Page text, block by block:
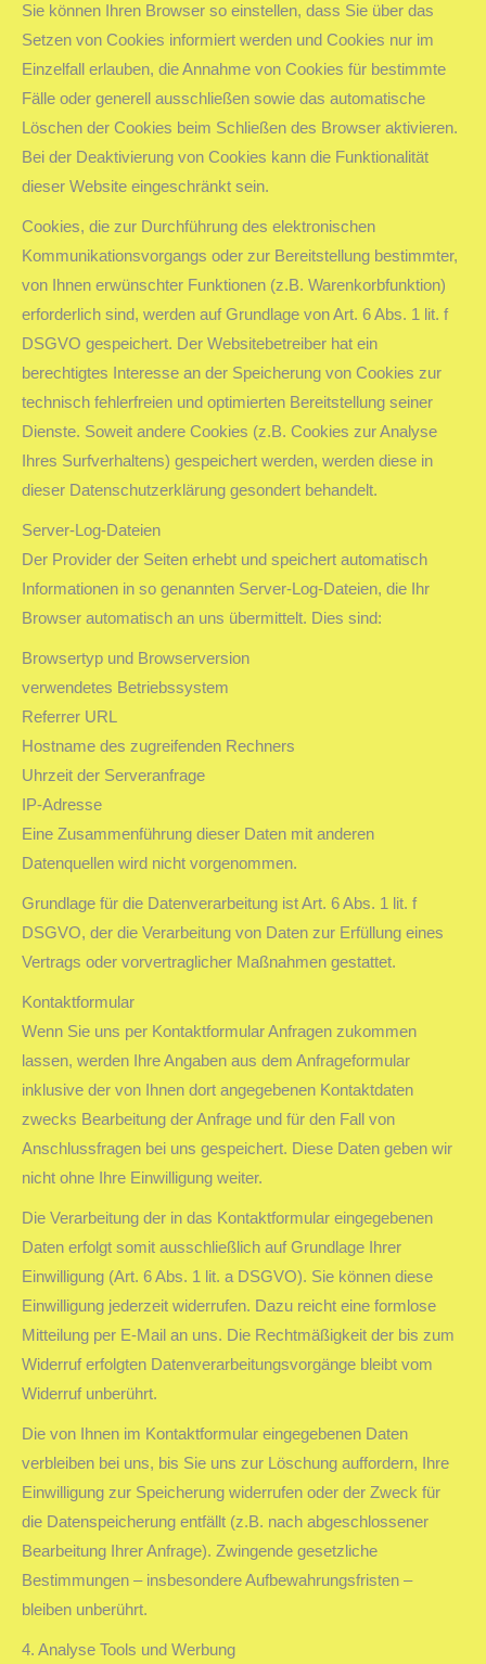
Sie können Ihren Browser so einstellen, dass Sie über das
Setzen von Cookies informiert werden und Cookies nur im
Einzelfall erlauben, die Annahme von Cookies für bestimmte
Fälle oder generell ausschließen sowie das automatische
Löschen der Cookies beim Schließen des Browser aktivieren.
Bei der Deaktivierung von Cookies kann die Funktionalität
dieser Website eingeschränkt sein.
Cookies, die zur Durchführung des elektronischen
Kommunikationsvorgangs oder zur Bereitstellung bestimmter,
von Ihnen erwünschter Funktionen (z.B. Warenkorbfunktion)
erforderlich sind, werden auf Grundlage von Art. 6 Abs. 1 lit. f
DSGVO gespeichert. Der Websitebetreiber hat ein
berechtigtes Interesse an der Speicherung von Cookies zur
technisch fehlerfreien und optimierten Bereitstellung seiner
Dienste. Soweit andere Cookies (z.B. Cookies zur Analyse
Ihres Surfverhaltens) gespeichert werden, werden diese in
dieser Datenschutzerklärung gesondert behandelt.
Server-Log-Dateien
Der Provider der Seiten erhebt und speichert automatisch
Informationen in so genannten Server-Log-Dateien, die Ihr
Browser automatisch an uns übermittelt. Dies sind:
Browsertyp und Browserversion
verwendetes Betriebssystem
Referrer URL
Hostname des zugreifenden Rechners
Uhrzeit der Serveranfrage
IP-Adresse
Eine Zusammenführung dieser Daten mit anderen
Datenquellen wird nicht vorgenommen.
Grundlage für die Datenverarbeitung ist Art. 6 Abs. 1 lit. f
DSGVO, der die Verarbeitung von Daten zur Erfüllung eines
Vertrags oder vorvertraglicher Maßnahmen gestattet.
Kontaktformular
Wenn Sie uns per Kontaktformular Anfragen zukommen
lassen, werden Ihre Angaben aus dem Anfrageformular
inklusive der von Ihnen dort angegebenen Kontaktdaten
zwecks Bearbeitung der Anfrage und für den Fall von
Anschlussfragen bei uns gespeichert. Diese Daten geben wir
nicht ohne Ihre Einwilligung weiter.
Die Verarbeitung der in das Kontaktformular eingegebenen
Daten erfolgt somit ausschließlich auf Grundlage Ihrer
Einwilligung (Art. 6 Abs. 1 lit. a DSGVO). Sie können diese
Einwilligung jederzeit widerrufen. Dazu reicht eine formlose
Mitteilung per E-Mail an uns. Die Rechtmäßigkeit der bis zum
Widerruf erfolgten Datenverarbeitungsvorgänge bleibt vom
Widerruf unberührt.
Die von Ihnen im Kontaktformular eingegebenen Daten
verbleiben bei uns, bis Sie uns zur Löschung auffordern, Ihre
Einwilligung zur Speicherung widerrufen oder der Zweck für
die Datenspeicherung entfällt (z.B. nach abgeschlossener
Bearbeitung Ihrer Anfrage). Zwingende gesetzliche
Bestimmungen – insbesondere Aufbewahrungsfristen –
bleiben unberührt.
4. Analyse Tools und Werbung